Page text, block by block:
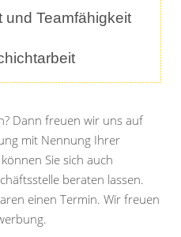
und Teamfähigkeit
t
Dann freuen wir uns auf
mit Nennung Ihrer
Sie sich auch
beraten lassen.
einen Termin. Wir freuen